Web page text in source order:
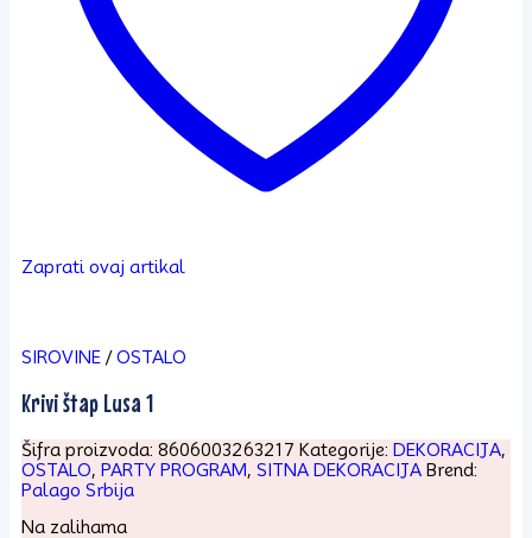
Zaprati ovaj artikal
SIROVINE / OSTALO
Krivi štap Lusa 1
Šifra proizvoda: 8606003263217 Kategorije: DEKORACIJA,
OSTALO, PARTY PROGRAM, SITNA DEKORACIJA Brend:
Palago Srbija
Na zalihama